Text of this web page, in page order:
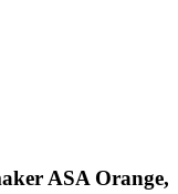
ASA Orange,